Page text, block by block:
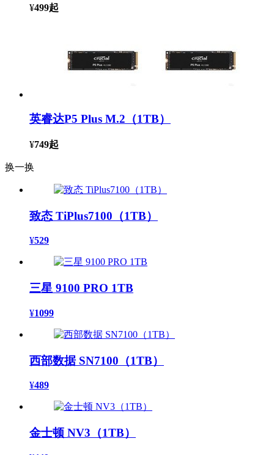
¥499起
英睿达P5 Plus M.2（1TB）
¥749起
换一换
致态 TiPlus7100（1TB）
¥529
三星 9100 PRO 1TB
¥1099
西部数据 SN7100（1TB）
¥489
金士顿 NV3（1TB）